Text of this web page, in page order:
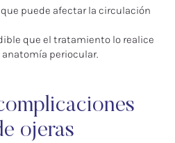
puede afectar la circulación
que el tratamiento lo realice
periocular.
ojeras